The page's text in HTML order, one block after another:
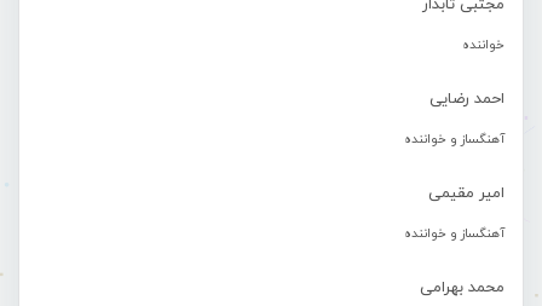
مجتبی تابدار
خواننده
احمد رضایی
آهنگساز و خواننده
امیر مقیمی
آهنگساز و خواننده
محمد بهرامی